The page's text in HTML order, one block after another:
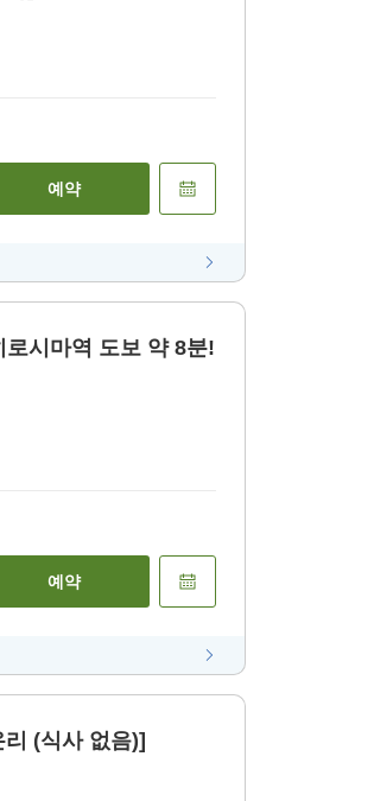
예약
시마역 도보 약 8분!
예약
(식사 없음)]